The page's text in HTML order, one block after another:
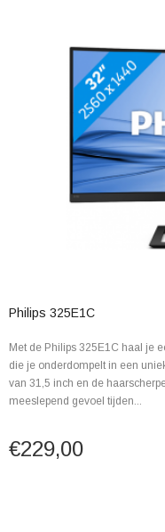
Philips 325E1C
Met de Philips 325E1C haal je
die je onderdompelt in een
van 31,5 inch en de
meeslepend gevoel tijden...
€229,00